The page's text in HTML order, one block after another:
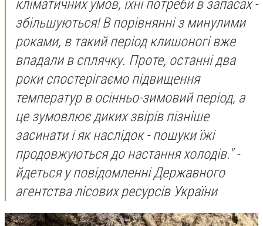
кліматичних умов, їхні потреби в запасах -
збільшуються! В порівнянні з минулими
роками, в такий період клишоногі вже
впадали в сплячку. Проте, останні два
роки спостерігаємо підвищення
температур в осінньо-зимовий період, а
це зумовлює диких звірів пізніше
засинати і як наслідок - пошуки їжі
продовжуються до настання холодів." -
йдеться у повідомленні Державного
агентства лісових ресурсів України